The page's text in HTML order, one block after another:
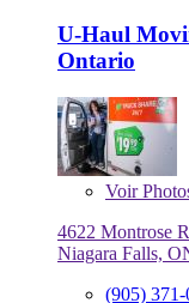
U-Haul
Ontario
Voir
4622 Montrose
Niagara Falls,
(905)